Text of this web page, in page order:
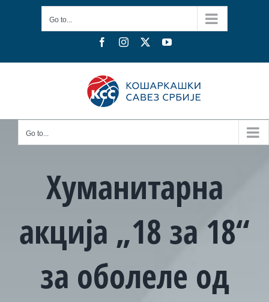
Go to...
FacebookInstagram YouTube
Go to...
Хуманитарна
акција „18 за 18“
за оболеле од